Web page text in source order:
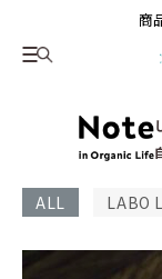
商
ALL LABO